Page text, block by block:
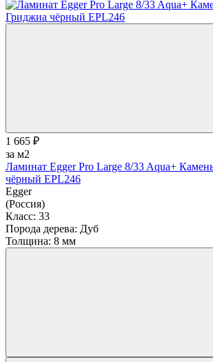
1 665 ₽
за м2
Ламинат Egger Pro Large 8/33 Aqua+
чёрный EPL246
Egger
(Россия)
Класс: 33
Порода дерева: Дуб
Толщина: 8 мм